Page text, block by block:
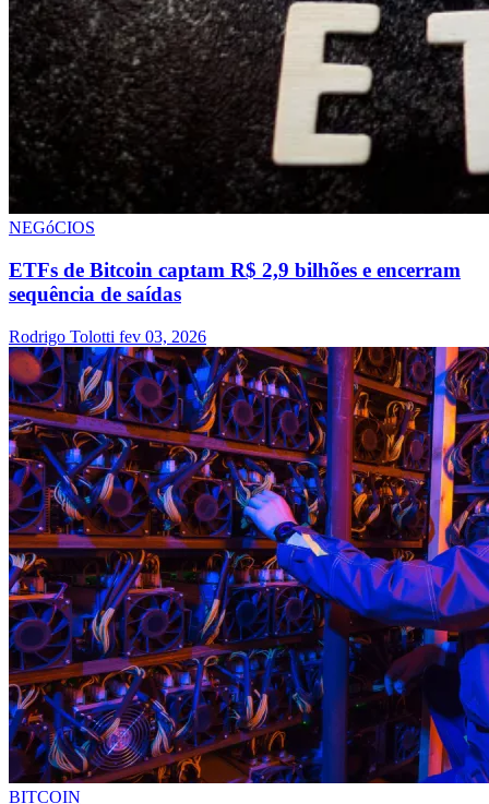
NEGóCIOS
ETFs de Bitcoin captam R$ 2,9 bilhões e encerram
sequência de saídas
Rodrigo Tolotti fev 03, 2026
BITCOIN